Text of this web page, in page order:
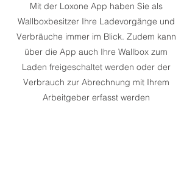
Mit der Loxone App haben Sie als
Wallboxbesitzer Ihre Ladevorgänge und
Verbräuche immer im Blick. Zudem kann
über die App auch Ihre Wallbox zum
Laden freigeschaltet werden oder der
Verbrauch zur Abrechnung mit Ihrem
Arbeitgeber erfasst werden